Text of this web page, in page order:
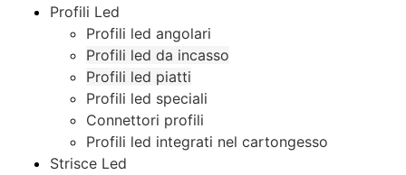
Profili Led
Profili led angolari
Profili led da incasso
Profili led piatti
Profili led speciali
Connettori profili
Profili led integrati nel cartongesso
Strisce Led